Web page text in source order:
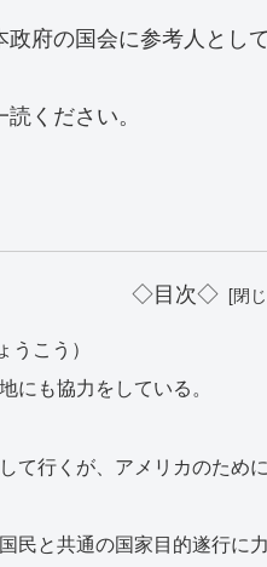
府の国会に参考人とし
ください。
◇目次◇
こう）
にも協力をしている。
て行くが、アメリカのため
民と共通の国家目的遂行に